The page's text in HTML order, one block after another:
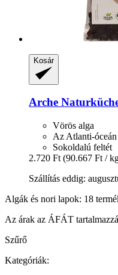
Kosár
Arche
Vörös alga
Az Atlanti-óceán
Sokoldalú feltét
2.720 Ft (90.667 Ft /
Szállítás eddig:
Algák és nori lapok: 18
Az árak az ÁFÁT
Szűrő
Kategóriák: